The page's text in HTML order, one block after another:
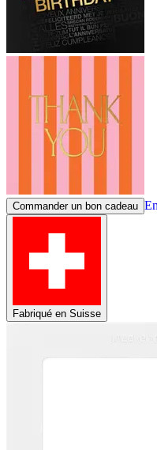
Commander un bon cadeau
Fabriqué en Suisse